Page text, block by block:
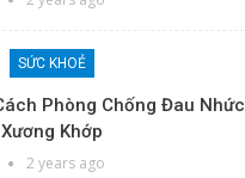
SỨC KHOẺ
Phòng Chống Đau Nhức
Xương Khớp
2 years ago